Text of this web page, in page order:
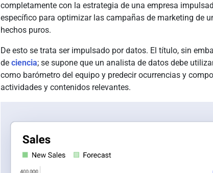
completamente con la estrategia de una empresa
específico para optimizar las campañas de marketing de
hechos puros.
De esto se trata ser impulsado por datos. El título, sin
deciencia; se supone que un analista de datos debe
como barómetro del equipo y predecir ocurrencias y
actividades y contenidos relevantes.